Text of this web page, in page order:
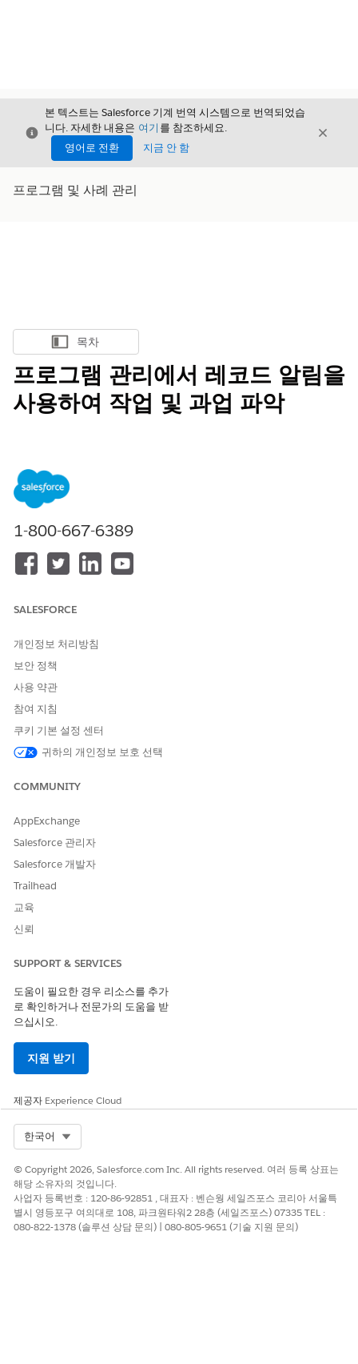
닫기
본 텍스트는 Salesforce 기계 번역 시스템으로 번역되었습
니다. 자세한 내용은 여기 를 참조하세요.
영어로 전환
지금 안 함
닫기
프로그램 및 사례 관리
목차 표시
목차
프로그램 관리에서 레코드 알림을
사용하여 작업 및 과업 파악
또는 레코드 알림을 사용하여 학생 성공에 영향을 미치는 등급, 참
석, 기타 영역에 대한 우려 사항을 모니터링합니다.
필수 EDITION
션.
Edition Availability 보기
신청 검토자, 기타 사용자를 표시합니다. 해당 구성 요소는 경고에
경고를 구성합니다. 사용자는 경고를 해제하거나 일시 중지할 수 있
습니다.
다음 사항도 참조:
레코드 알림
1-800-667-6389
SALESFORCE
개인정보 처리방침
보안 정책
사용 약관
참여 지침
쿠키 기본 설정 센터
귀하의 개인정보 보호 선택
COMMUNITY
AppExchange
Salesforce 관리자
Salesforce 개발자
Trailhead
교육
신뢰
SUPPORT & SERVICES
도움이 필요한 경우 리소스를 추가
로 확인하거나 전문가의 도움을 받
으십시오.
지원 받기
제공자 Experience Cloud
한국어
© Copyright 2026, Salesforce.com Inc. All rights reserved. 여러 등록 상표는
해당 소유자의 것입니다.
사업자 등록번호 : 120-86-92851 , 대표자 : 벤슨웡 세일즈포스 코리아 서울특
별시 영등포구 여의대로 108, 파크원타워2 28층 (세일즈포스) 07335 TEL :
080-822-1378 (솔루션 상담 문의) | 080-805-9651 (기술 지원 문의)